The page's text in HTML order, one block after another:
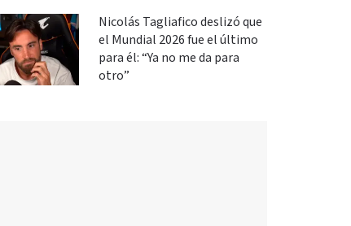
Nicolás Tagliafico deslizó que
el Mundial 2026 fue el último
para él: “Ya no me da para
otro”